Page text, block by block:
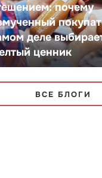
почему
деле
ценник
ВСЕ БЛОГИ